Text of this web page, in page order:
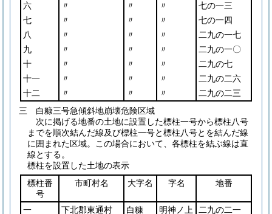
六
〃 〃 〃
七の一三
七
〃 〃 〃
七の一四
八
〃 〃 〃
二九の一七
九
〃 〃 〃
二九の一〇
十
〃 〃 〃
二九の七
十一
〃 〃 〃
二九の二六
十二
〃 〃 〃
二九の二三
三 白糠三号急傾斜地崩壊危険区域
次に掲げる地番の土地に設置した標柱一号から標柱八号
までを順次結んだ線及び標柱一号と標柱八号とを結んだ線
に囲まれた区域。この場合において、各標柱を結ぶ線は直
線とする。
標柱を設置した土地の表示
標柱番
号
市町村名 大字名 字名 地番
一 下北郡東通村 白糠 明神ノ上 二九の二一